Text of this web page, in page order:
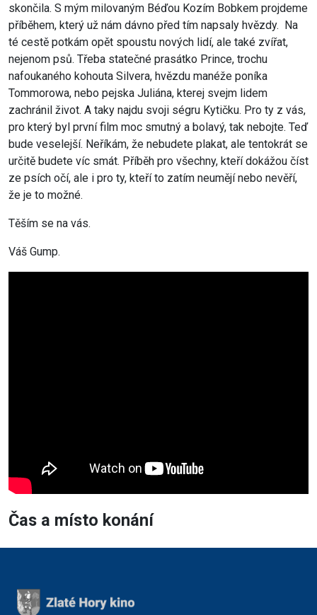
skončila. S mým milovaným Béďou Kozím Bobkem projdeme
příběhem, který už nám dávno před tím napsaly hvězdy. Na
té cestě potkám opět spoustu nových lidí, ale také zvířat,
nejenom psů. Třeba statečné prasátko Prince, trochu
nafoukaného kohouta Silvera, hvězdu manéže poníka
Tommorowa, nebo pejska Juliána, kterej svejm lidem
zachránil život. A taky najdu svoji ségru Kytičku. Pro ty z vás,
pro který byl první film moc smutný a bolavý, tak nebojte. Teď
bude veselejší. Neříkám, že nebudete plakat, ale tentokrát se
určitě budete víc smát. Příběh pro všechny, kteří dokážou číst
ze psích očí, ale i pro ty, kteří to zatím neumějí nebo nevěří,
že je to možné.
Těším se na vás.
Váš Gump.
Čas a místo konání